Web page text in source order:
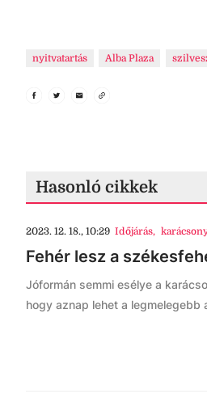
nyitvatartás Alba Plaza
Hasonló cikkek
2023. 12. 18., 10:29 Időjárás,
Fehér lesz a
Jóformán semmi esélye a
hogy aznap lehet a legmelegebb